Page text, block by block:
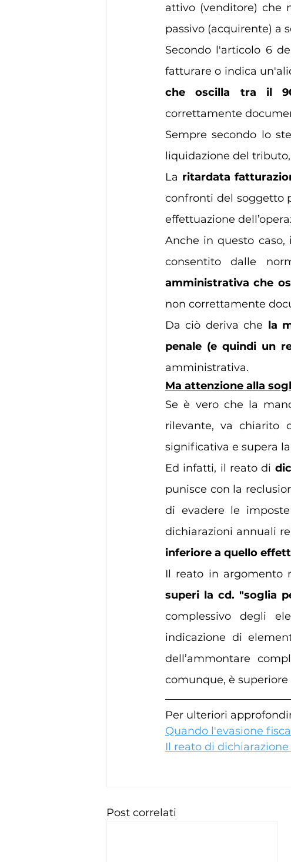
attivo (venditore) che
passivo (acquirente) a
Secondo l'articolo 6
fatturare o indica
che oscilla tra il
correttamente
Sempre secondo lo
liquidazione del
La ritardata
confronti del soggetto
effettuazione
Anche in questo
consentito dalle
amministrativa che
non correttamente
Da ciò deriva che la
penale (e quindi un
amministrativa.
Ma attenzione alla
Se è vero che la
rilevante, va chiarito
significativa e supera
Ed infatti, il reato di
punisce con la
di evadere le
dichiarazioni annuali
inferiore a quello
Il reato in argomento
superi la cd. "soglia
complessivo degli
indicazione di
dell’ammontare
comunque, è
Per ulteriori
Quando l'evasione
Il reato di
Post correlati